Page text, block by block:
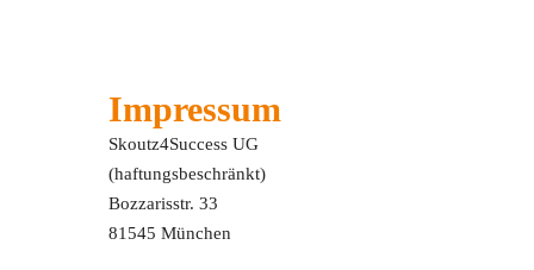
Impressum
Skoutz4Success UG
(haftungsbeschränkt)
Bozzarisstr. 33
81545 München